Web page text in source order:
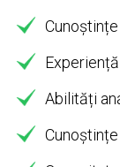
Abilități